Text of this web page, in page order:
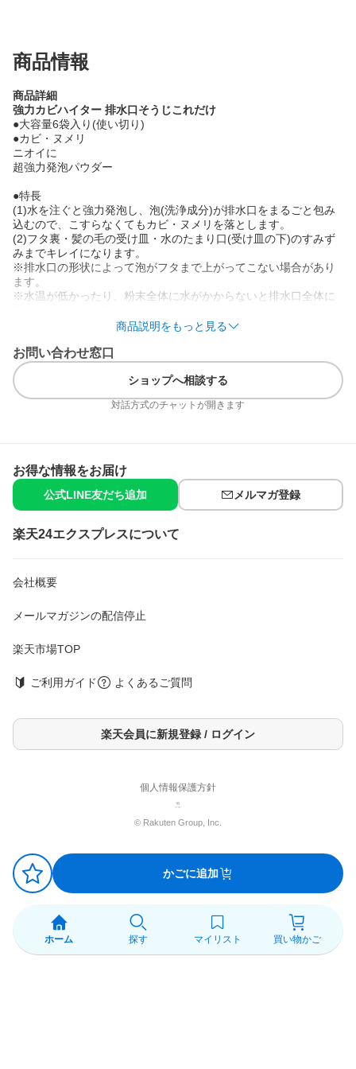
商品情報
商品詳細
強力カビハイター 排水口そうじこれだけ
●大容量6袋入り(使い切り)
●カビ・ヌメリ
ニオイに
超強力発泡パウダー
●特長
(1)水を注ぐと強力発泡し、泡(洗浄成分)が排水口をまるごと包み
込むので、こすらなくてもカビ・ヌメリを落とします。
(2)フタ裏・髪の毛の受け皿・水のたまり口(受け皿の下)のすみず
みまでキレイになります。
※排水口の形状によって泡がフタまで上がってこない場合があり
ます。
※水温が低かったり、粉末全体に水がかからないと排水口全体に
(3)除菌*1・ウイルス除去*2・消臭効果もあります。
*2 すべてのウイルスを除去するわけではありません。
※清掃面にしっかり泡が接触しないと十分な効果が出ません。
使用方法
(1)約200ml(コップ1杯分程度が目安)の水を準備する。ぬるま湯
(3)粉末全体に水をゆっくり注ぐ。(水を注ぎすぎると、成分が流れ
だし効果が減少する。)
(4)発泡して大量の泡が発生する。排水口のフタがある場合は、フ
タを閉める。
(5)30分以上放置する。(長時間放置しない。)
(6)使用後は充分水で洗い流す。
成分
(アルキル硫酸エステルナトリウム)、安定化剤、増粘剤
★使用上の注意
・子供の手の届く所に置かない。認知症の方などの誤食を防ぐた
アルコール等が混ざると有害なガスが発生して危険。
・1度に大量に使ったり、続けて長時間使わない。
・熱湯は使用しない。
・用途外(浴槽、台所、洗面台、トイレ等)の排水口には使用しな
・アルミ・ホーロー・真ちゅう等の金属製品、衣類や敷物・木製
品は、変色や脱色するので注意する。
・高温、高湿や直射日光の当たる所に置かない。
・食べ物ではありません。
原産国
発売元、製造元、輸入元又は販売元
花王
商品説明をもっと見る
お問い合わせ窓口
ショップへ相談する
対話方式のチャットが開きます
お得な情報をお届け
公式LINE友だち追加 メルマガ登録
楽天24エクスプレスについて
会社概要
メールマガジンの配信停止
楽天市場TOP
ご利用ガイド よくあるご質問
楽天会員に新規登録 / ログイン
個人情報保護方針
© Rakuten Group, Inc.
かごに追加
ホーム 探す マイリスト 買い物かご